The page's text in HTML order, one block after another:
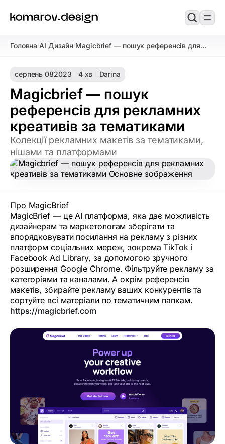
Головна/AI Дизайн/Magicbrief — пошук референсів для
серпень 082023 4 хв Darina
Magicbrief — пошук
референсів для рекламних
креативів за тематиками
Колекції рекламних макетів за тематиками,
нішами та платформами
Про MagicBrief
MagicBrief — це AI платформа, яка дає можливість
дизайнерам та маркетологам зберігати та
впорядковувати посилання на рекламу з різних
платформ соціальних мереж, зокрема TikTok і
Facebook Ad Library, за допомогою зручного
розширення Google Chrome. Фільтруйте рекламу за
категоріями та каналами. А окрім референсів
макетів, збирайте рекламу ваших конкурентів та
сортуйте всі матеріали по тематичним папкам.
https://magicbrief.com